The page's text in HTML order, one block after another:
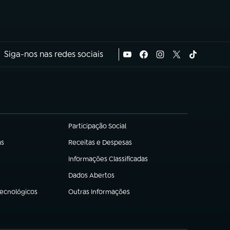
Siga-nos nas redes sociais
Participação Social
(abre em nova aba)
Receitas e Despesas
(abre em nova aba)
Informações Classificadas
(abre em nova aba)
Dados Abertos
(abre em nova aba)
Outras Informações
(abre em nova aba)